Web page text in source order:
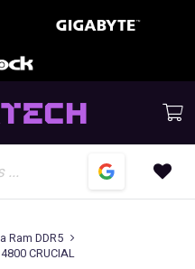
Ram DDR5
CRUCIAL